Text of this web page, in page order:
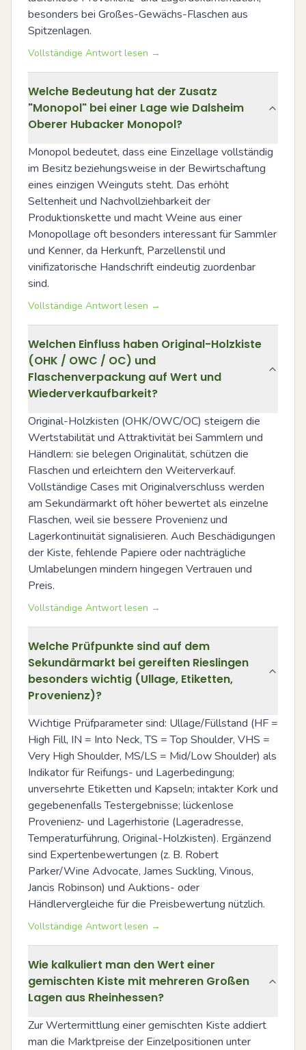
besonders bei Großes-Gewächs-Flaschen aus
Spitzenlagen.
Vollständige Antwort lesen →
Welche Bedeutung hat der Zusatz
"Monopol" bei einer Lage wie Dalsheim
Oberer Hubacker Monopol?
Monopol bedeutet, dass eine Einzellage vollständig
im Besitz beziehungsweise in der Bewirtschaftung
eines einzigen Weinguts steht. Das erhöht
Seltenheit und Nachvollziehbarkeit der
Produktionskette und macht Weine aus einer
Monopollage oft besonders interessant für Sammler
und Kenner, da Herkunft, Parzellenstil und
vinifizatorische Handschrift eindeutig zuordenbar
sind.
Vollständige Antwort lesen →
Welchen Einfluss haben Original-Holzkiste
(OHK / OWC / OC) und
Flaschenverpackung auf Wert und
Wiederverkaufbarkeit?
Original-Holzkisten (OHK/OWC/OC) steigern die
Wertstabilität und Attraktivität bei Sammlern und
Händlern: sie belegen Originalität, schützen die
Flaschen und erleichtern den Weiterverkauf.
Vollständige Cases mit Originalverschluss werden
am Sekundärmarkt oft höher bewertet als einzelne
Flaschen, weil sie bessere Provenienz und
Lagerkontinuität signalisieren. Auch Beschädigungen
der Kiste, fehlende Papiere oder nachträgliche
Umlabelungen mindern hingegen Vertrauen und
Preis.
Vollständige Antwort lesen →
Welche Prüfpunkte sind auf dem
Sekundärmarkt bei gereiften Rieslingen
besonders wichtig (Ullage, Etiketten,
Provenienz)?
Wichtige Prüfparameter sind: Ullage/Füllstand (HF =
High Fill, IN = Into Neck, TS = Top Shoulder, VHS =
Very High Shoulder, MS/LS = Mid/Low Shoulder) als
Indikator für Reifungs- und Lagerbedingung;
unversehrte Etiketten und Kapseln; intakter Kork und
gegebenenfalls Testergebnisse; lückenlose
Provenienz- und Lagerhistorie (Lageradresse,
Temperaturführung, Original-Holzkisten). Ergänzend
sind Expertenbewertungen (z. B. Robert
Parker/Wine Advocate, James Suckling, Vinous,
Jancis Robinson) und Auktions- oder
Händlervergleiche für die Preisbewertung nützlich.
Vollständige Antwort lesen →
Wie kalkuliert man den Wert einer
gemischten Kiste mit mehreren Großen
Lagen aus Rheinhessen?
Zur Wertermittlung einer gemischten Kiste addiert
man die Marktpreise der Einzelpositionen unter